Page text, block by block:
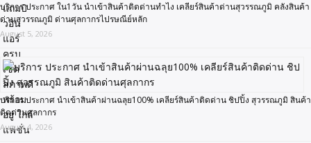
บริการ ประกาศ ใน1วัน นำเข้าสินค้าติดด่านทำไง เคลียร์สินค้าด่านสุวรรณภูมิ คลังสินค้า
ด่านสุวรรณภูมิ ด่านศุลกากรไปรษณีย์หลัก
August 5, 2026
บริการ ประกาศ นำเข้าสินค้าผ่านฉลุย100% เคลียร์สินค้าติดด่าน ชิปปิ้ง สุวรรณภูมิ สินค้า
ติดด่านศุลกากร
August 4, 2026